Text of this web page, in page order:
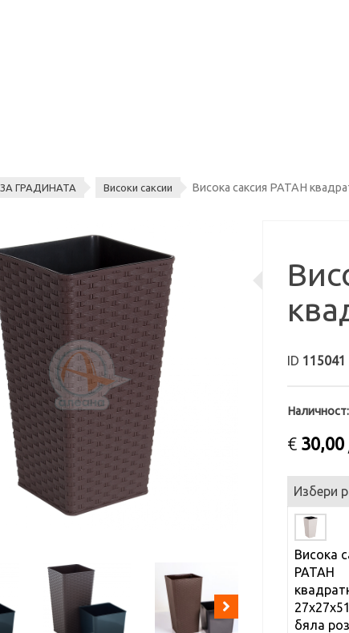
ЗА ГРАДИНАТА Високи саксии Висока саксия РАТАН
ID 115041
Наличност:
€ 30,00
Избери
Висока
РАТАН
бяла